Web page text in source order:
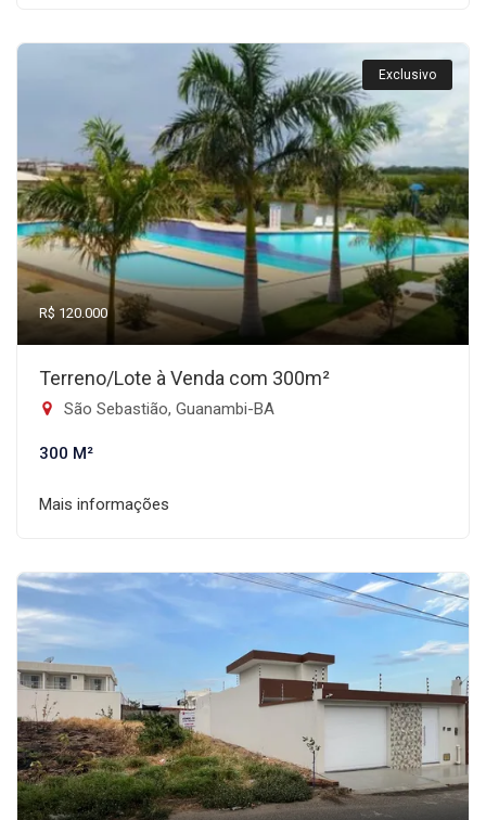
Exclusivo
R$ 120.000
Terreno/Lote à Venda com 300m²
São Sebastião, Guanambi-BA
300 M²
Mais informações